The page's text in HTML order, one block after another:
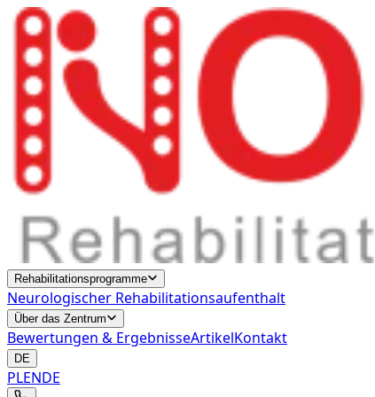
Rehabilitationsprogramme
Neurologischer Rehabilitationsaufenthalt
Über das Zentrum
Bewertungen & ErgebnisseArtikelKontakt
DE
PLENDE